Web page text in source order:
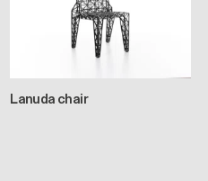
Lanuda chair